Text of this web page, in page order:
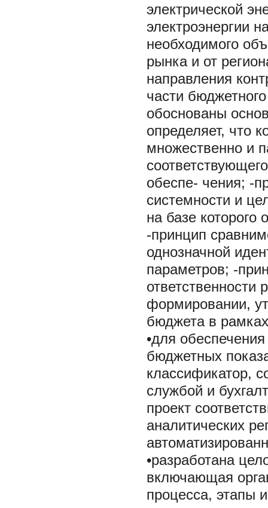
электрической
электроэнергии
необходимого
рынка и от
направления
части
обоснованы
определяет, что
множественно и
обеспе- чения; -
системности и
на базе которого
-принцип
однозначной
параметров; -
ответственности
формировании,
бюджета в
•для
бюджетных
классификатор,
службой и
проект
аналитических
•разработана
включающая
процесса, этапы